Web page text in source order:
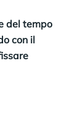
del tempo
con il